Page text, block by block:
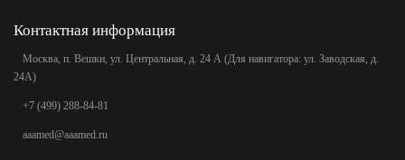
Контактная информация
Москва, п. Вешки, ул. Центральная, д. 24 А (Для навигатора: ул. Заводская, д.
24А)
+7 (499) 288-84-81
aaamed@aaamed.ru